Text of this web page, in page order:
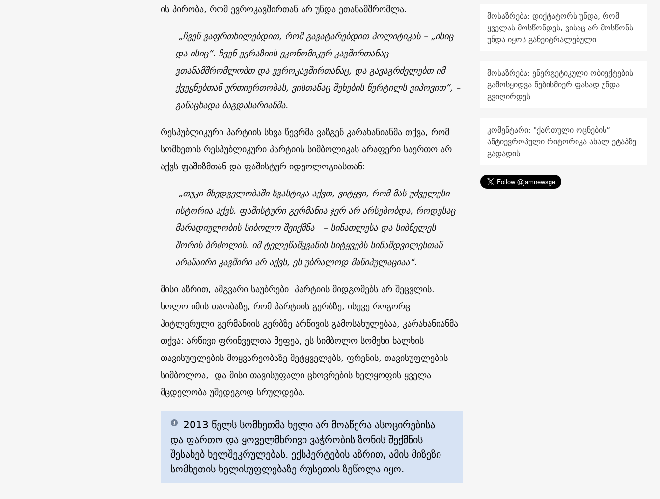
ის პირობა, რომ ევროკავშირთან არ უნდა ეთანამშრომლა.
„ჩვენ ვაფრთხილებდით, რომ გავატარებდით პოლიტიკას – „ისიც
და ისიც“. ჩვენ ევრაზიის ეკონომიკურ კავშირთანაც
ვთანამშრომლობთ და ევროკავშირთანაც, და გავაგრძელებთ იმ
ქვეყნებთან ურთიერთობას, ვისთანაც შეხების წერტილს ვიპოვით“, –
განაცხადა ბაგდასარიანმა.
რესპუბლიკური პარტიის სხვა წევრმა ვაზგენ კარახანიანმა თქვა, რომ
სომხეთის რესპუბლიკური პარტიის სიმბოლიკას არაფერი საერთო არ
აქვს ფაშიზმთან და ფაშისტურ იდეოლოგიასთან:
„თუკი მხედველობაში სვასტიკა აქვთ, ვიტყვი, რომ მას უძველესი
ისტორია აქვს. ფაშისტური გერმანია ჯერ არ არსებობდა, როდესაც
მარადიულობის სიბოლო შეიქმნა – სინათლესა და სიბნელეს
შორის ბრძოლის. იმ ტელეწამყვანის სიტყვებს სინამდვილესთან
არანაირი კავშირი არ აქვს, ეს უბრალოდ მანიპულაციაა“.
მისი აზრით, ამგვარი საუბრები პარტიის მიდგომებს არ შეცვლის.
ხოლო იმის თაობაზე, რომ პარტიის გერბზე, ისევე როგორც
ჰიტლერული გერმანიის გერბზე არწივის გამოსახულებაა, კარახანიანმა
თქვა: არწივი ფრინველთა მეფეა, ეს სიმბოლო სომეხი ხალხის
თავისუფლების მოყვარეობაზე მეტყველებს, ფრენის, თავისუფლების
სიმბოლოა, და მისი თავისუფალი ცხოვრების ხელყოფის ყველა
მცდელობა უშედეგოდ სრულდება.
2013 წელს სომხეთმა ხელი არ მოაწერა ასოცირებისა
და ფართო და ყოველმხრივი ვაჭრობის ზონის შექმნის
შესახებ ხელშეკრულებას. ექსპერტების აზრით, ამის მიზეზი
სომხეთის ხელისუფლებაზე რუსეთის ზეწოლა იყო.
მოსაზრება: დიქტატორს უნდა, რომ
ყველას მოსწონდეს, ვისაც არ მოსწონს
უნდა იყოს განეიტრალებული
მოსაზრება: ენერგეტიკული ობიექტების
გამოსყიდვა ნებისმიერ ფასად უნდა
გვიღირდეს
კომენტარი: "ქართული ოცნების“
ანტიევროპული რიტორიკა ახალ ეტაპზე
გადადის